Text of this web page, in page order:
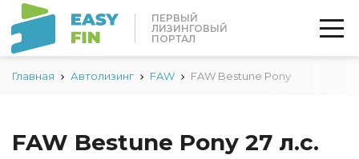
ПЕРВЫЙ
ЛИЗИНГОВЫЙ
ПОРТАЛ
Главная Автолизинг FAW FAW Bestune Pony
FAW Bestune Pony 27 л.с.